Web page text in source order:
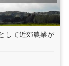
して近郊農業が